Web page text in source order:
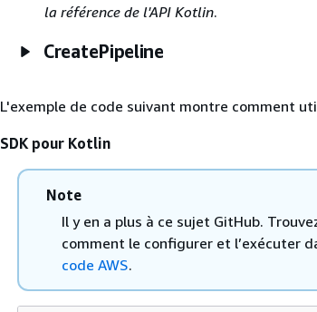
la référence de l'API Kotlin.
CreatePipeline
L'exemple de code suivant montre comment
SDK pour Kotlin
Note
Il y en a plus à ce sujet GitHub.
comment le configurer et l’exécuter
code AWS.